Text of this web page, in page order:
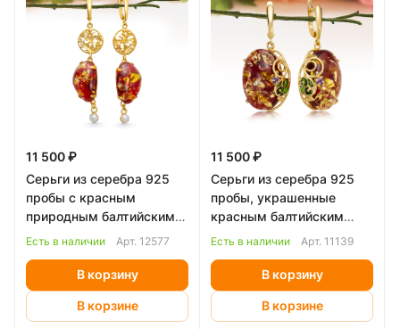
11 500 ₽
Серьги из серебра 925
пробы с красным
природным балтийским
янтарем
Есть в наличии Арт. 12577
В корзину
В корзине
11 500 ₽
Серьги из серебра 925
пробы, украшенные
красным балтийским
янтарем
Есть в наличии Арт. 11139
В корзину
В корзине